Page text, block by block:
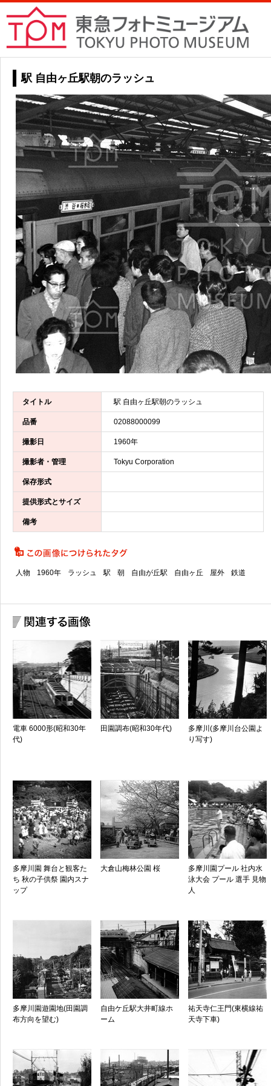
駅 自由ヶ丘駅朝のラッシュ
タイトル 駅 自由ヶ丘駅朝のラッシュ
品番 02088000099
撮影日 1960年
撮影者・管理 Tokyu Corporation
保存形式
提供形式とサイズ
備考
人物 1960年 ラッシュ 駅 朝 自由が丘駅 自由ヶ丘 屋外 鉄道
電車 6000形(昭和30年
代)
田園調布(昭和30年代)
多摩川(多摩川台公園よ
り写す)
多摩川園 舞台と観客た
ち 秋の子供祭 園内スナ
ップ
大倉山梅林公園 桜
多摩川園プール 社内水
泳大会 プール 選手 見物
人
多摩川園遊園地(田園調
布方向を望む)
自由ケ丘駅大井町線ホ
ーム
祐天寺仁王門(東横線祐
天寺下車)